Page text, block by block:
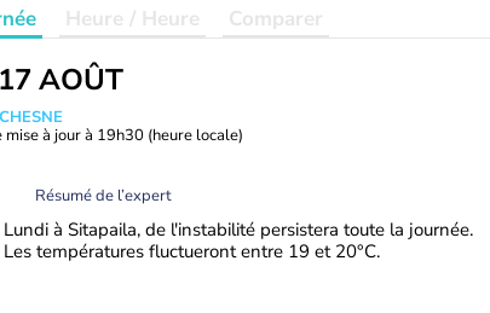
Heure / Heure Comparer
AOÛT
mise à jour à 19h30 (heure locale)
Résumé de l’expert
Lundi à Sitapaila, de l'instabilité persistera toute la journée.
Les températures fluctueront entre 19 et 20°C.